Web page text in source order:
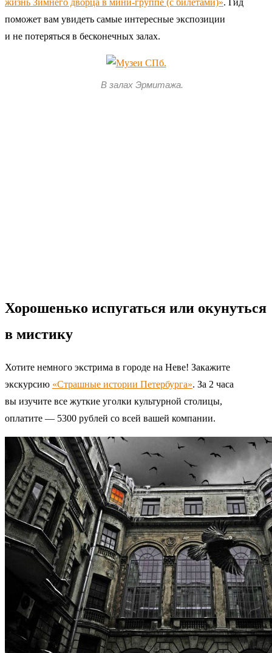
поможет вам увидеть самые интересные экспозиции
и не потеряться в бесконечных залах.
В залах Эрмитажа.
Хорошенько испугаться или окунуться
в мистику
Хотите немного экстрима в городе на Неве! Закажите
экскурсию «Страшные истории Петербурга». За 2 часа
вы изучите все жуткие уголки культурной столицы,
оплатите — 5300 рублей со всей вашей компании.